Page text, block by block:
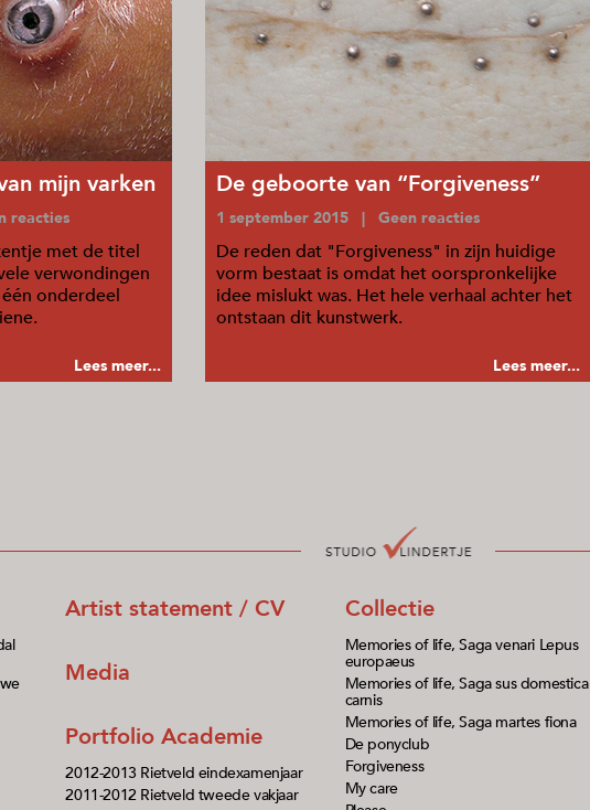
mijn varken
reacties
met de titel
verwondingen
onderdeel
Lees meer...
De geboorte van “Forgiveness”
1 september 2015 | Geen reacties
De reden dat "Forgiveness" in zijn huidige
vorm bestaat is omdat het oorspronkelijke
idee mislukt was. Het hele verhaal achter het
ontstaan dit kunstwerk.
Lees meer...
Artist statement / CV
Media
Portfolio Academie
2012-2013 Rietveld eindexamenjaar
2011-2012 Rietveld tweede vakjaar
Collectie
Memories of life, Saga venari Lepus
europaeus
Memories of life, Saga sus domestica
carnis
Memories of life, Saga martes fiona
De ponyclub
Forgiveness
My care